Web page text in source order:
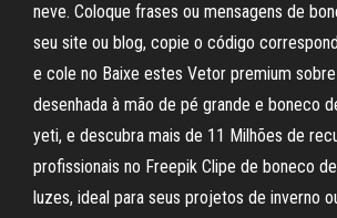
neve. Coloque frases ou mensagens de
seu site ou blog, copie o código
e cole no Baixe estes Vetor premium
desenhada à mão de pé grande e boneco
yeti, e descubra mais de 11 Milhões de
profissionais no Freepik Clipe de boneco
luzes, ideal para seus projetos de inverno